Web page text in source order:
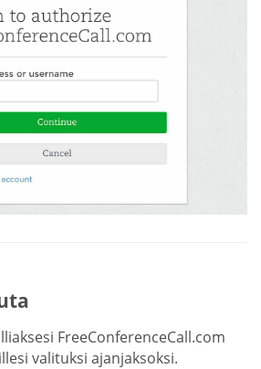
FreeConferenceCall.com
valituksi ajanjaksoksi.